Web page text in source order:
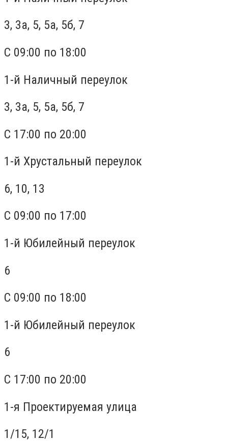
3, 3а, 5, 5а, 5б, 7
С 09:00 по 18:00
1-й Наличный переулок
3, 3а, 5, 5а, 5б, 7
С 17:00 по 20:00
1-й Хрустальный переулок
6, 10, 13
С 09:00 по 17:00
1-й Юбилейный переулок
6
С 09:00 по 18:00
1-й Юбилейный переулок
6
С 17:00 по 20:00
1-я Проектируемая улица
1/15, 12/1